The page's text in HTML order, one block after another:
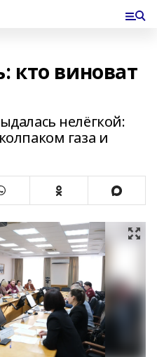
кто виноват
нелёгкой:
газа и